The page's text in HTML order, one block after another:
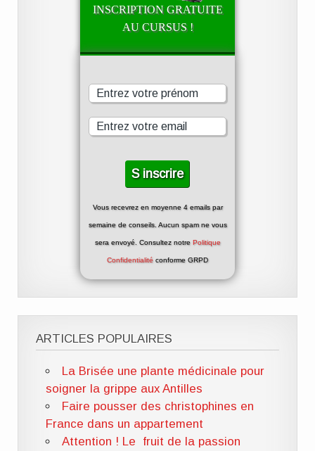
INSCRIPTION GRATUITE
AU CURSUS !
Vous recevrez en moyenne 4 emails par
semaine de conseils. Aucun spam ne vous
sera envoyé. Consultez notre Politique
Confidentialité conforme GRPD
ARTICLES POPULAIRES
La Brisée une plante médicinale pour
soigner la grippe aux Antilles
Faire pousser des christophines en
France dans un appartement
Attention ! Le fruit de la passion